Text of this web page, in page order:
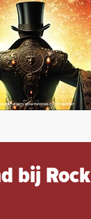
bij Rock